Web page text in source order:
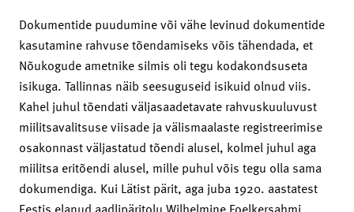
Dokumentide puudumine või vähe levinud dokumentide
kasutamine rahvuse tõendamiseks võis tähendada, et
Nõukogude ametnike silmis oli tegu kodakondsuseta
isikuga. Tallinnas näib seesuguseid isikuid olnud viis.
Kahel juhul tõendati väljasaadetavate rahvuskuuluvust
miilitsavalitsuse viisade ja välismaalaste registreerimise
osakonnast väljastatud tõendi alusel, kolmel juhul aga
miilitsa eritõendi alusel, mille puhul võis tegu olla sama
dokumendiga. Kui Lätist pärit, aga juba 1920. aastatest